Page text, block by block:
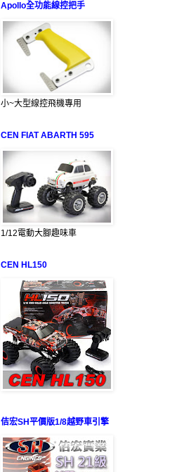
Apollo全功能線控把手
小~大型線控飛機專用
CEN FIAT ABARTH 595
1/12電動大腳趣味車
CEN HL150
佶宏SH平價版1/8越野車引擎